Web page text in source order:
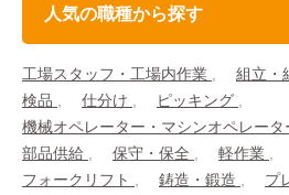
人気の職種から探す
工場スタッフ・工場内作業 組立・
検品
仕分け
ピッキング
機械オペレーター・マシンオペレータ
部品供給
保守・保全 軽作業
フォークリフト
鋳造・鍛造 プ